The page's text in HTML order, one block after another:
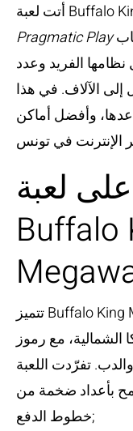
Pragmatic Playلتشكل نقلة نوعية لعشاق ألعاب
الفريد وعدد
إلى الآلاف. في هذا
وأفضل أماكن
لعبة
Buffalo
تتميز Buffalo King Megaways بكونها لعبة سلوتس
الشمالية، مع رموز
تفرّدت اللعبة
بأعداد ضخمة من
خطوط الدفع;